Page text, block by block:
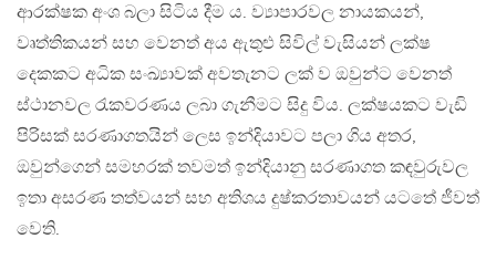
ආරක්ෂක අංශ බලා සිටිය දීම ය. ව්‍යාපාරවල නායකයන්,
වෘත්තිකයන් සහ වෙනත් අය ඇතුළු සිවිල් වැසියන් ලක්ෂ
දෙකකට අධික සංඛ්‍යාවක් අවතැනට ලක් ව ඔවුන්ට වෙනත්
ස්ථානවල රැකවරණය ලබා ගැනීමට සිදු විය. ලක්ෂයකට වැඩි
පිරිසක් සරණාගතයින් ලෙස ඉන්දියාවට පලා ගිය අතර,
ඔවුන්ගෙන් සමහරක් තවමත් ඉන්දියානු සරණාගත කඳවුරුවල
ඉතා අසරණ තත්වයන් සහ අතිශය දුෂ්කරතාවයන් යටතේ ජීවත්
වෙති.